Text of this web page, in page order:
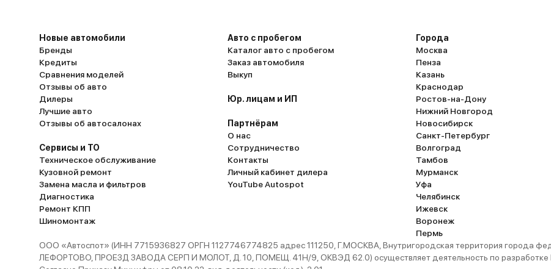
Новые автомобили
Бренды
Кредиты
Сравнения моделей
Отзывы об авто
Дилеры
Лучшие авто
Отзывы об автосалонах
Сервисы и ТО
Техническое обслуживание
Кузовной ремонт
Замена масла и фильтров
Диагностика
Ремонт КПП
Шиномонтаж
Авто с пробегом
Каталог авто с пробегом
Заказ автомобиля
Выкуп
Юр. лицам и ИП
Партнёрам
О нас
Сотрудничество
Контакты
Личный кабинет дилера
YouTube Autospot
Города
Москва
Пенза
Казань
Краснодар
Ростов-на-Дону
Нижний Новгород
Новосибирск
Санкт-Петербург
Волгоград
Тамбов
Мурманск
Уфа
Челябинск
Ижевск
Воронеж
Пермь
ООО «Автоспот» (ИНН 7715936827 ОРГН 1127746774825 адрес 111250, Г.МОСКВА, Внутригородская территория города
ЛЕФОРТОВО, ПРОЕЗД ЗАВОДА СЕРП И МОЛОТ, Д. 10, ПОМЕЩ. 41Н/9, ОКВЭД 62.0) осуществляет деятельность по разработке